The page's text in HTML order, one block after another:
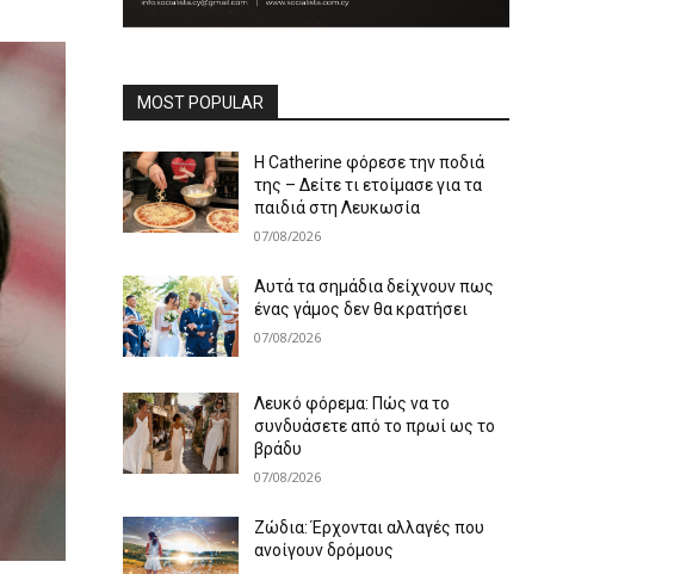
MOST POPULAR
Η Catherine φόρεσε την ποδιά
της – Δείτε τι ετοίμασε για τα
παιδιά στη Λευκωσία
07/08/2026
Αυτά τα σημάδια δείχνουν πως
ένας γάμος δεν θα κρατήσει
07/08/2026
Λευκό φόρεμα: Πώς να το
συνδυάσετε από το πρωί ως το
βράδυ
07/08/2026
Ζώδια: Έρχονται αλλαγές που
ανοίγουν δρόμους